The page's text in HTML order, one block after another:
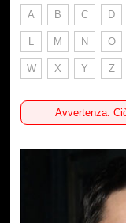
A B C D
L M N O
W X Y Z
Avvertenza: